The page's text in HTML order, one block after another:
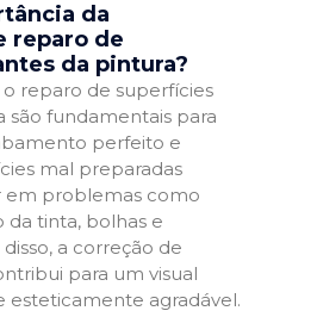
da
reparo de
da pintura?
reparo de superfícies
são fundamentais para
perfeito e
mal preparadas
em problemas como
da tinta, bolhas e
a correção de
para um visual
esteticamente agradável.